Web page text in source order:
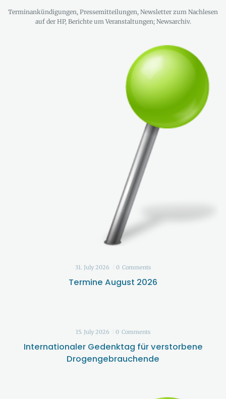
Terminankündigungen, Pressemitteilungen, Newsletter zum Nachlesen
auf der HP, Berichte um Veranstaltungen; Newsarchiv.
31. July 2026 0 Comments
Termine August 2026
15. July 2026 0 Comments
Internationaler Gedenktag für verstorbene
Drogengebrauchende